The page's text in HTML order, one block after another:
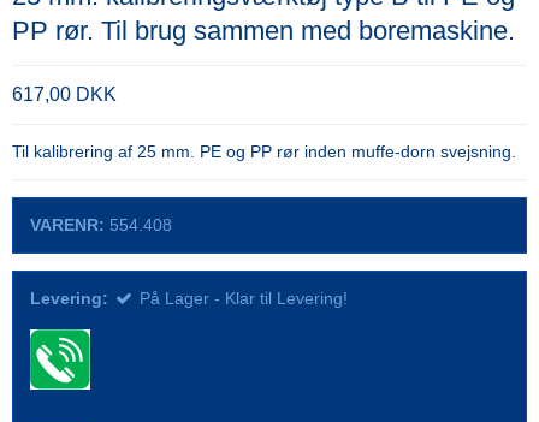
PP rør. Til brug sammen med boremaskine.
617,00 DKK
Til kalibrering af 25 mm. PE og PP rør inden muffe-dorn svejsning.
VARENR: 554.408
Levering: På Lager - Klar til Levering!